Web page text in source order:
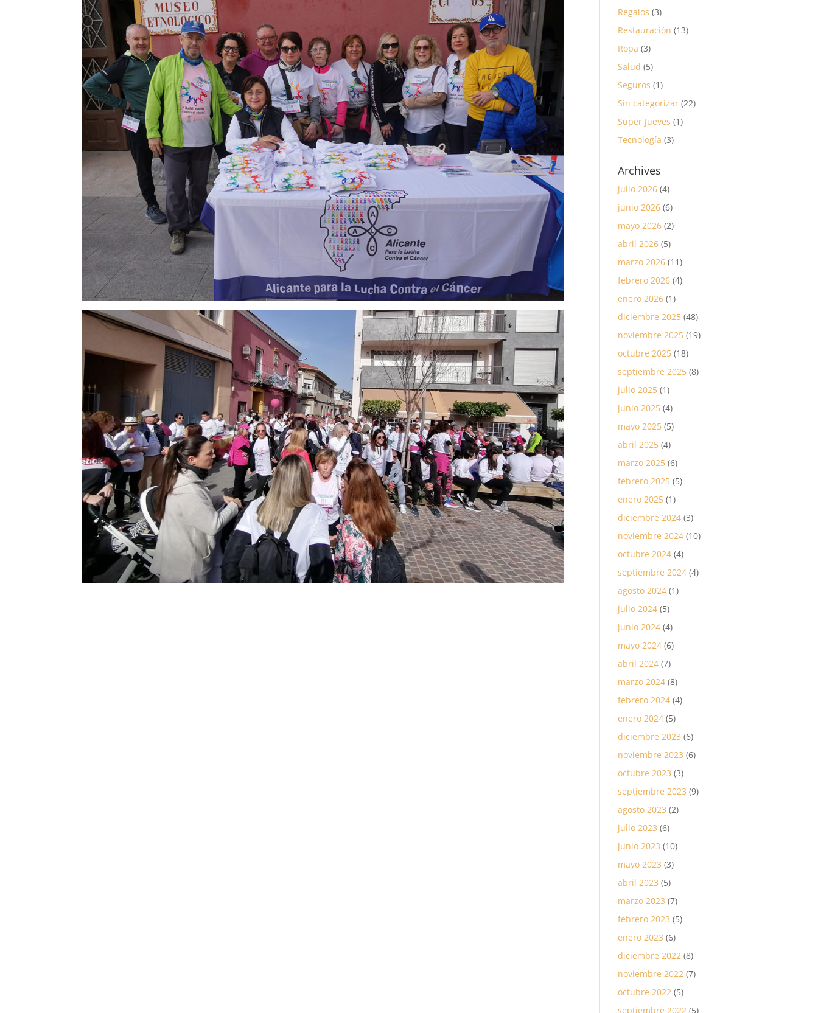
Regalos (3)
Restauración (13)
Ropa (3)
Salud (5)
Seguros (1)
Sin categorizar (22)
Super Jueves (1)
Tecnología (3)
Archives
julio 2026 (4)
junio 2026 (6)
mayo 2026 (2)
abril 2026 (5)
marzo 2026 (11)
febrero 2026 (4)
enero 2026 (1)
diciembre 2025 (48)
noviembre 2025 (19)
octubre 2025 (18)
septiembre 2025 (8)
julio 2025 (1)
junio 2025 (4)
mayo 2025 (5)
abril 2025 (4)
marzo 2025 (6)
febrero 2025 (5)
enero 2025 (1)
diciembre 2024 (3)
noviembre 2024 (10)
octubre 2024 (4)
septiembre 2024 (4)
agosto 2024 (1)
julio 2024 (5)
junio 2024 (4)
mayo 2024 (6)
abril 2024 (7)
marzo 2024 (8)
febrero 2024 (4)
enero 2024 (5)
diciembre 2023 (6)
noviembre 2023 (6)
octubre 2023 (3)
septiembre 2023 (9)
agosto 2023 (2)
julio 2023 (6)
junio 2023 (10)
mayo 2023 (3)
abril 2023 (5)
marzo 2023 (7)
febrero 2023 (5)
enero 2023 (6)
diciembre 2022 (8)
noviembre 2022 (7)
octubre 2022 (5)
septiembre 2022 (5)